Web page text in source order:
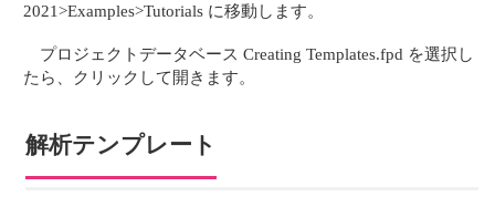
2021>Examples>Tutorials に移動します。
プロジェクトデータベース Creating Templates.fpd を選択し
たら、クリックして開きます。
解析テンプレート